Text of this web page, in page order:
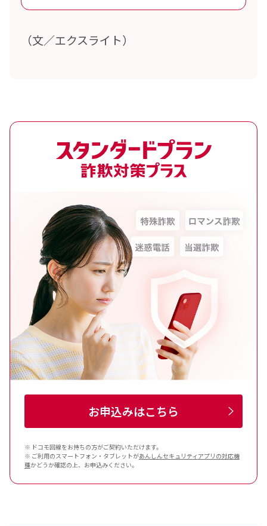
（文／エクスライト）
スタンダードプラン 詐欺
お申込みはこちら
※ ドコモ回線をお持ちの方がご契約いただけます。
※ ご利用のスマートフォン・タブレットがあんしんセキュリティ アプリの対応機
種かどうか確認の上、お申込みください。